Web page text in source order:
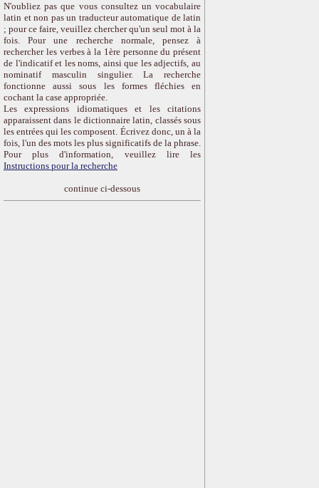
N'oubliez pas que vous consultez un vocabulaire
latin et non pas un traducteur automatique de latin
; pour ce faire, veuillez chercher qu'un seul mot à la
fois. Pour une recherche normale, pensez à
rechercher les verbes à la 1ère personne du présent
de l'indicatif et les noms, ainsi que les adjectifs, au
nominatif masculin singulier. La recherche
fonctionne aussi sous les formes fléchies en
cochant la case appropriée.
Les expressions idiomatiques et les citations
apparaissent dans le dictionnaire latin, classés sous
les entrées qui les composent. Écrivez donc, un à la
fois, l'un des mots les plus significatifs de la phrase.
Pour plus d'information, veuillez lire les
Instructions pour la recherche
continue ci-dessous